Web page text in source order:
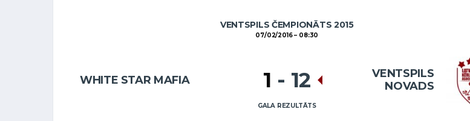
VENTSPILS ČEMPIONĀTS 2015
07/02/2016 08:30
WHITE STAR MAFIA
VENTSPILS
NOVADS
1 - 12
GALA REZULTĀTS